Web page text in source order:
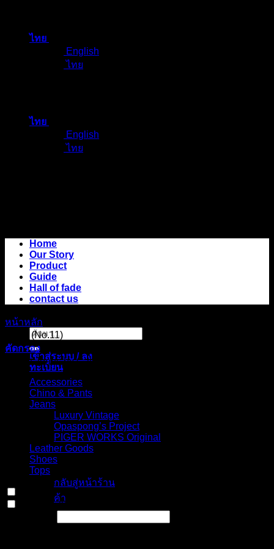
ไทย
English
ไทย
ไทย
English
ไทย
ค้นหา:
เข้าสู่ระบบ / ลง
ทะเบียน
ไม่มีสินค้าใน
ตะกร้า
กลับสู่หน้าร้าน
ค้า
ตะกร้าสินค้า
Home
Our Story
Product
Guide
Hall of fade
contact us
หน้าหลัก
pants (No.11)
คัดกรอง
Select Jeans by Category
Accessories
Chino & Pants
Jeans
Luxury Vintage
Opaspong’s Project
PIGER WORKS Original
Leather Goods
Shoes
Tops
On sale(0)